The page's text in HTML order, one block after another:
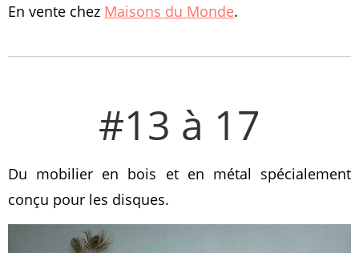
En vente chez Maisons du Monde.
#13 à 17
Du mobilier en bois et en métal spécialement
conçu pour les disques.